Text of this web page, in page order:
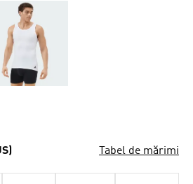
Tabel de mărimi